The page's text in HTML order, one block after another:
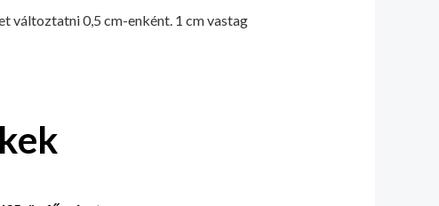
változtatni 0,5 cm-enként. 1 cm vastag